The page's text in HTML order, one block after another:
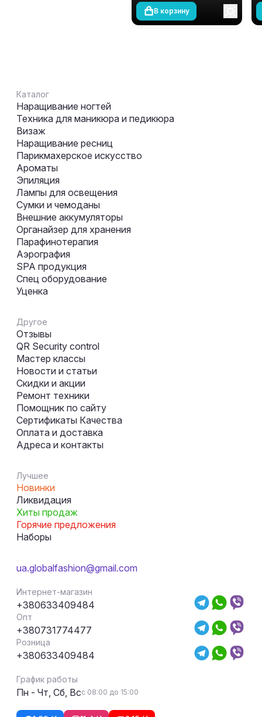
В корзину
Каталог
Наращивание ногтей
Техника для маникюра и педикюра
Визаж
Наращивание ресниц
Парикмахерское искусство
Ароматы
Эпиляция
Лампы для освещения
Сумки и чемоданы
Внешние аккумуляторы
Органайзер для хранения
Парафинотерапия
Аэрография
SPA продукция
Спец оборудование
Уценка
Другое
Отзывы
QR Security control
Мастер классы
Новости и статьи
Скидки и акции
Ремонт техники
Помощник по сайту
Сертификаты Качества
Оплата и доставка
Адреса и контакты
Лучшее
Новинки
Ликвидация
Хиты продаж
Горячие предложения
Наборы
ua.globalfashion@gmail.com
Интернет-магазин
+380633409484
Опт
+380731774477
Розница
+380633409484
График работы
Пн - Чт, Сб, Всс 08:00 до 15:00